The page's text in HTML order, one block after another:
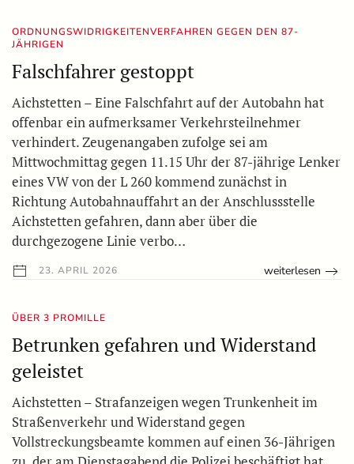
ORDNUNGSWIDRIGKEITENVERFAHREN GEGEN DEN 87-
JÄHRIGEN
Falschfahrer gestoppt
Aichstetten – Eine Falschfahrt auf der Autobahn hat
offenbar ein aufmerksamer Verkehrsteilnehmer
verhindert. Zeugenangaben zufolge sei am
Mittwochmittag gegen 11.15 Uhr der 87-jährige Lenker
eines VW von der L 260 kommend zunächst in
Richtung Autobahnauffahrt an der Anschlussstelle
Aichstetten gefahren, dann aber über die
durchgezogene Linie verbo…
23. APRIL 2026 weiterlesen
ÜBER 3 PROMILLE
Betrunken gefahren und Widerstand
geleistet
Aichstetten – Strafanzeigen wegen Trunkenheit im
Straßenverkehr und Widerstand gegen
Vollstreckungsbeamte kommen auf einen 36-Jährigen